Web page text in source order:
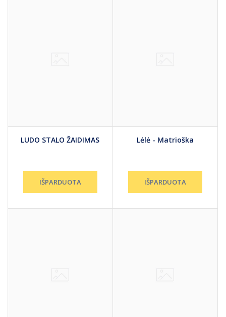
LUDO STALO ŽAIDIMAS Lėlė - Matrioška